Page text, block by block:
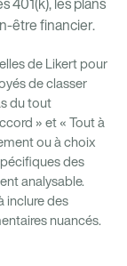
401(k), les plans
être financier.
de Likert pour
de classer
du tout
» et « Tout à
ou à choix
des
analysable.
inclure des
nuancés.